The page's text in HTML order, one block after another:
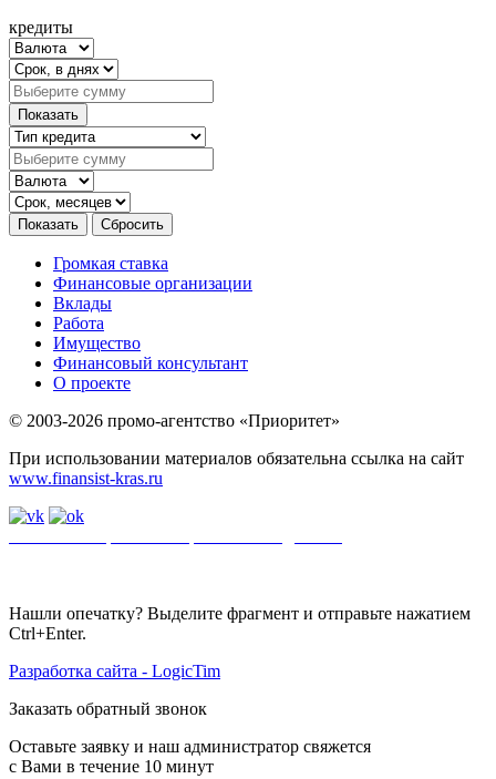
кредиты
Громкая ставка
Финансовые организации
Вклады
Работа
Имущество
Финансовый консультант
О проекте
© 2003-2026 промо-агентство «Приоритет»
При использовании материалов обязательна ссылка на сайт
www.finansist-kras.ru
Нашли опечатку? Выделите фрагмент и отправьте нажатием
Ctrl+Enter.
Разработка сайта - LogicTim
Заказать обратный звонок
Оставьте заявку и наш администратор свяжется
с Вами в течение 10 минут